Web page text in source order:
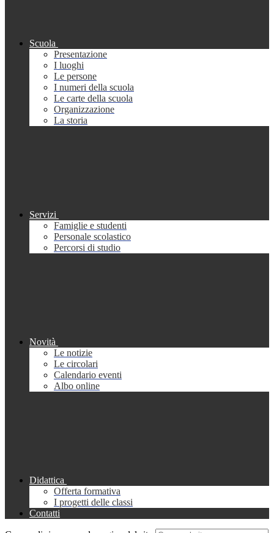
Scuola
Presentazione
I luoghi
Le persone
I numeri della scuola
Le carte della scuola
Organizzazione
La storia
Servizi
Famiglie e studenti
Personale scolastico
Percorsi di studio
Novità
Le notizie
Le circolari
Calendario eventi
Albo online
Didattica
Offerta formativa
I progetti delle classi
Contatti